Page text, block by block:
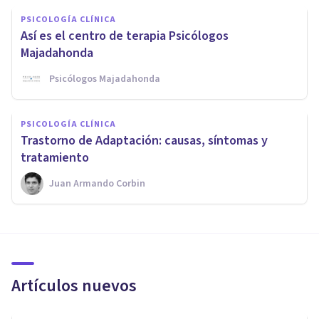
PSICOLOGÍA CLÍNICA
Así es el centro de terapia Psicólogos
Majadahonda
Psicólogos Majadahonda
PSICOLOGÍA CLÍNICA
​Trastorno de Adaptación: causas, síntomas y
tratamiento
Juan Armando Corbin
Artículos nuevos